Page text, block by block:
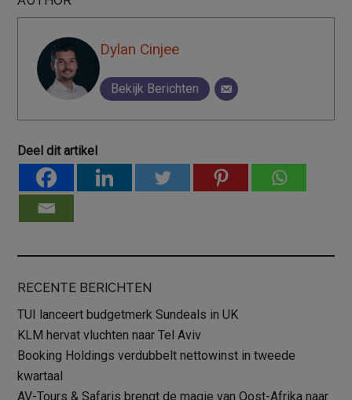
Dylan Cinjee
Bekijk Berichten
Deel dit artikel
RECENTE BERICHTEN
TUI lanceert budgetmerk Sundeals in UK
KLM hervat vluchten naar Tel Aviv
Booking Holdings verdubbelt nettowinst in tweede
kwartaal
AV-Tours & Safaris brengt de magie van Oost-Afrika naar